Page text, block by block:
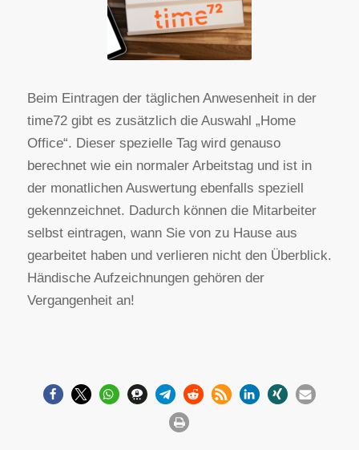
Beim Eintragen der täglichen Anwesenheit in der
time72 gibt es zusätzlich die Auswahl „Home
Office“. Dieser spezielle Tag wird genauso
berechnet wie ein normaler Arbeitstag und ist in
der monatlichen Auswertung ebenfalls speziell
gekennzeichnet. Dadurch können die Mitarbeiter
selbst eintragen, wann Sie von zu Hause aus
gearbeitet haben und verlieren nicht den Überblick.
Händische Aufzeichnungen gehören der
Vergangenheit an!